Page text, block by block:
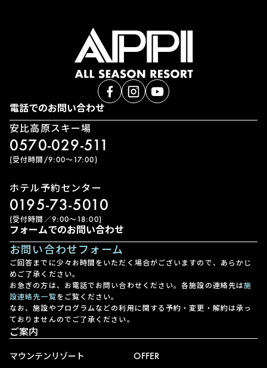
電話でのお問い合わせ
安比高原スキー場
0570-029-511
(受付時間/9:00〜17:00)
ホテル予約センター
0195-73-5010
(受付時間／9:00〜18:00)
フォームでのお問い合わせ
お問い合わせフォーム
ご回答までに少々お時間をいただく場合がございますので、あらかじ
めご了承ください。
お急ぎの方は、お電話でお問い合わせください。各施設の連絡先は施
設連絡先一覧をご覧ください。
なお、施設やプログラムなどの利用に関する予約・変更・解約は承っ
ておりませんのでご了承ください。
ご案内
マウンテンリゾート
OFFER